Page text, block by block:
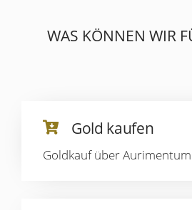
WAS KÖNNEN WIR
Gold kaufen
Goldkauf über Aurimentum